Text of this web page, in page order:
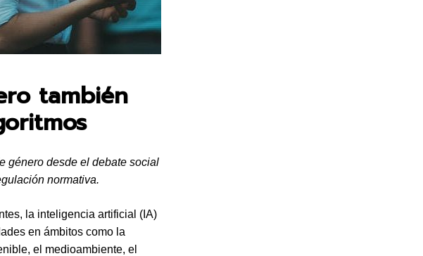
también
género desde el debate social
normativa.
la inteligencia artificial (IA)
en ámbitos como la
el medioambiente, el